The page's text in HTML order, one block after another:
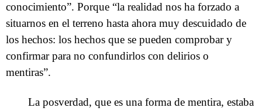
conocimiento”. Porque “la realidad nos ha forzado a
situarnos en el terreno hasta ahora muy descuidado de
los hechos: los hechos que se pueden comprobar y
confirmar para no confundirlos con delirios o
mentiras”.
La posverdad, que es una forma de mentira, estaba